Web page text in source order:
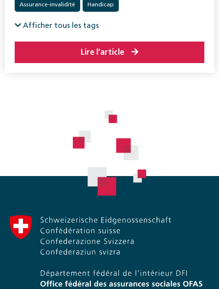
Assurance-invalidité Handicap
Afficher tous les tags
Lire l'article